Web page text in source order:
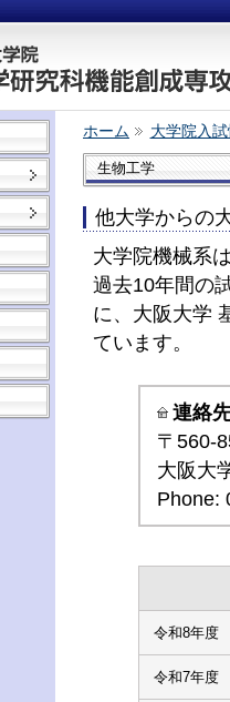
ホーム 大学院入
生物工学
他大学からの
大学院機械系
過去10年間の
に、大阪大学
ています。
連絡
〒560-
大阪大
Phone:
令和8年度
令和7年度